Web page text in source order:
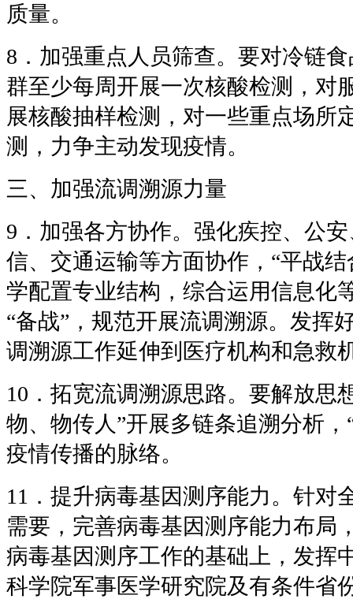
质量。
8．加强重点人员筛查。要对冷链
群至少每周开展一次核酸检测，对
展核酸抽样检测，对一些重点场所
测，力争主动发现疫情。
三、加强流调溯源力量
9．加强各方协作。强化疾控、公
信、交通运输等方面协作，“平战
学配置专业结构，综合运用信息化
“备战”，规范开展流调溯源。发挥
调溯源工作延伸到医疗机构和急救
10．拓宽流调溯源思路。要解放思
物、物传人”开展多链条追溯分析，
疫情传播的脉络。
11．提升病毒基因测序能力。针对
需要，完善病毒基因测序能力布局
病毒基因测序工作的基础上，发挥
科学院军事医学研究院及有条件省